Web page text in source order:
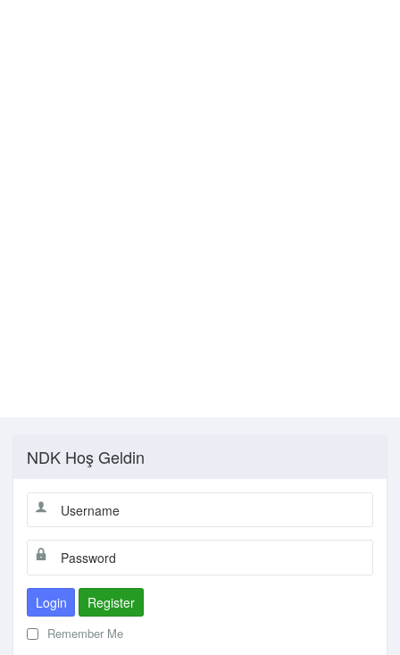
NDK Hoş Geldin
Login Register
Remember Me